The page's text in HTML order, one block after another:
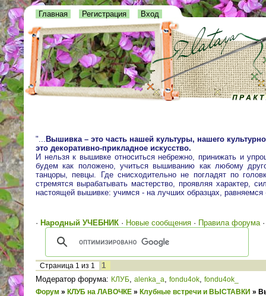
Главная Регистрация Вход
"... Вышивка – это часть нашей культуры, нашего
это декоративно-прикладное искусство.
И нельзя к вышивке относиться небрежно, принижать и
будем как положено, учиться вышиванию как любому
танцоры, певцы. Где снисходительно не погладят по
стремятся вырабатывать мастерство, проявляя характер,
настоящей вышивке: учимся - на лучших образцах,
· Народный УЧЕБНИК · Новые сообщения · Правила форума
Страница 1 из 1
1
Модератор форума: КЛУБ, alenka_a, fondu4ok, fondu4ok_
Форум » КЛУБ на ЛАВОЧКЕ » Клубные встречи и ВЫСТАВКИ »